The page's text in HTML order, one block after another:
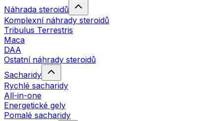
Náhrada steroidů
Komplexní náhrady steroidů
Tribulus Terrestris
Maca
DAA
Ostatní náhrady steroidů
Sacharidy
Rychlé sacharidy
All-in-one
Energetické gely
Pomalé sacharidy